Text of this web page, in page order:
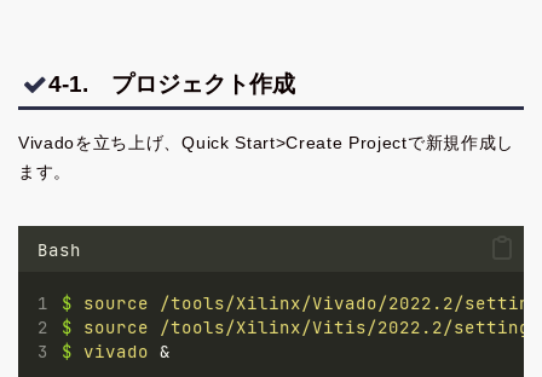
4-1. プロジェクト作成
Vivadoを立ち上げ、Quick Start>Create Projectで新規作成し
ます。
Bash
$ source
/tools/Xilinx/Vivado/2022.2/
$
source
/tools/Xilinx/Vitis/2022.2/
$ vivado &